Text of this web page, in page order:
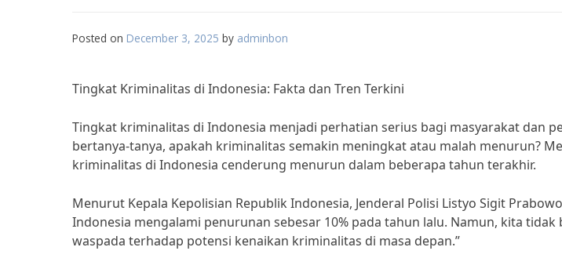
Posted on December 3, 2025 by adminbon
Tingkat Kriminalitas di Indonesia: Fakta dan Tren Terkini
Tingkat kriminalitas di Indonesia menjadi perhatian serius bagi masyarakat dan
bertanya-tanya, apakah kriminalitas semakin meningkat atau malah menurun?
kriminalitas di Indonesia cenderung menurun dalam beberapa tahun terakhir.
Menurut Kepala Kepolisian Republik Indonesia, Jenderal Polisi Listyo Sigit
Indonesia mengalami penurunan sebesar 10% pada tahun lalu. Namun, kita
waspada terhadap potensi kenaikan kriminalitas di masa depan.”